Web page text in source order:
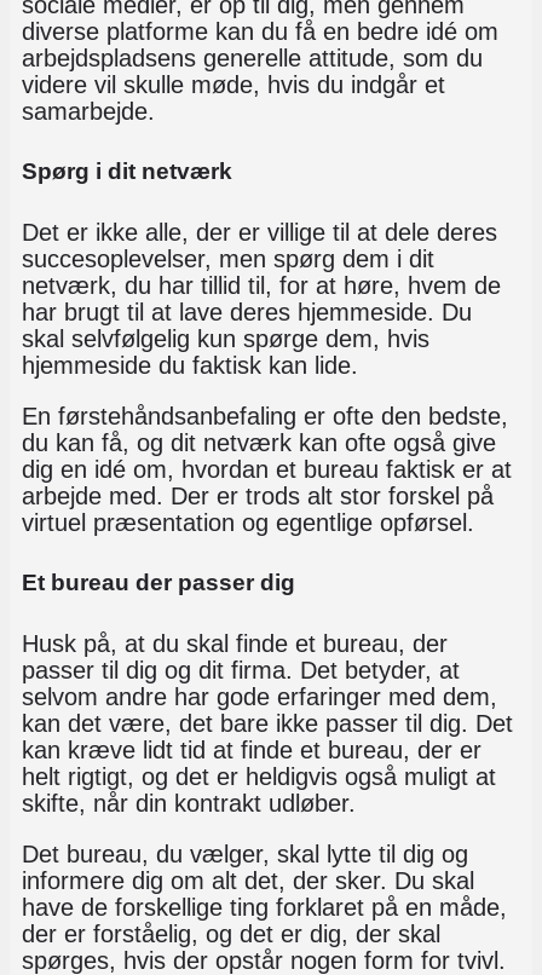
diverse platforme kan du få en bedre idé om
arbejdspladsens generelle attitude, som du
videre vil skulle møde, hvis du indgår et
samarbejde.
Spørg i dit netværk
Det er ikke alle, der er villige til at dele deres
succesoplevelser, men spørg dem i dit
netværk, du har tillid til, for at høre, hvem de
har brugt til at lave deres hjemmeside. Du
skal selvfølgelig kun spørge dem, hvis
hjemmeside du faktisk kan lide.
En førstehåndsanbefaling er ofte den bedste,
du kan få, og dit netværk kan ofte også give
dig en idé om, hvordan et bureau faktisk er at
arbejde med. Der er trods alt stor forskel på
virtuel præsentation og egentlige opførsel.
Et bureau der passer dig
Husk på, at du skal finde et bureau, der
passer til dig og dit firma. Det betyder, at
selvom andre har gode erfaringer med dem,
kan det være, det bare ikke passer til dig. Det
kan kræve lidt tid at finde et bureau, der er
helt rigtigt, og det er heldigvis også muligt at
skifte, når din kontrakt udløber.
Det bureau, du vælger, skal lytte til dig og
informere dig om alt det, der sker. Du skal
have de forskellige ting forklaret på en måde,
der er forståelig, og det er dig, der skal
spørges, hvis der opstår nogen form for tvivl.